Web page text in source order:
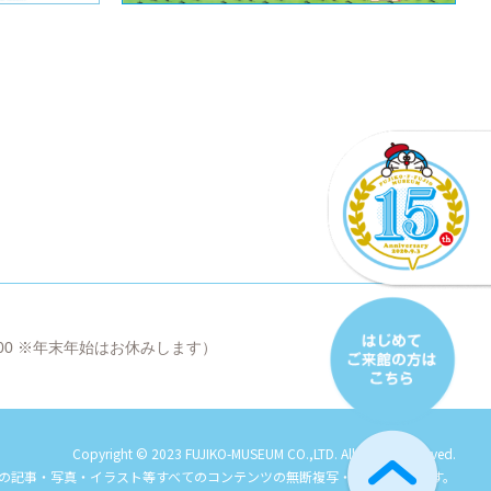
※年末年始はお休みします）
Copyright © 2023 FUJIKO-MUSEUM CO.,LTD. All Rights Reserved.
記事・写真・イラスト等すべてのコンテンツの無断複写・転載を禁じます。